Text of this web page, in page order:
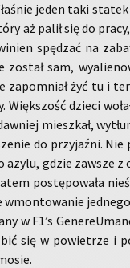
jeden taki
aż palił się do
spę­dzać na
zo­stał sam,
za­po­mniał żyć tu i
Więk­szość dzie­ci
miesz­kał,
do przy­jaź­ni. Nie
azylu, gdzie za­wsze
po­stę­po­wa­ła
wmon­to­wa­nie
w F1’s
się w po­wie­trze i